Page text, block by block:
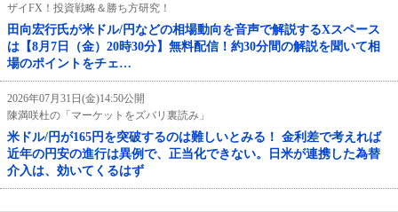
ザイFX！投資戦略＆勝ち方研究！
田向宏行氏が米ドル/円などの相場動向を音声で解説するXスペース
は【8月7日（金）20時30分】無料配信！約30分間の解説を聞いて相
場のポイントをチェ…
2026年07月31日(金)14:50公開
陳満咲杜の「マーケットをズバリ裏読み」
米ドル/円が165円を突破するのは難しいとみる！ 金利差で考えれば
近年の円安の進行は異例で、正当化できない。日米が連携した為替
介入は、効いてくるはず